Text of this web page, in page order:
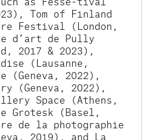
Tom of Finland
Festival (London,
d’art de Pully
2017 & 2023),
(Lausanne,
(Geneva, 2022),
(Geneva, 2022),
Space (Athens,
Grotesk (Basel,
de la photographie
2019), and La